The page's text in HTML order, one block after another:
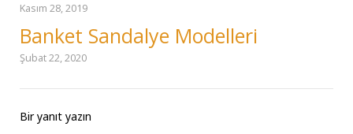
Kasım 28, 2019
Banket Sandalye Modelleri
Şubat 22, 2020
Bir yanıt yazın